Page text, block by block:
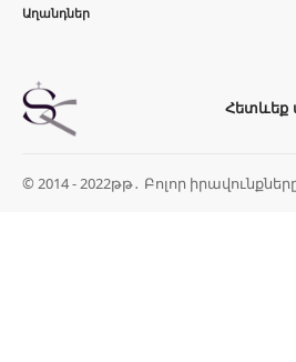
Աղանդներ
Հետևեք
© 2014 - 2022թթ․ Բոլոր